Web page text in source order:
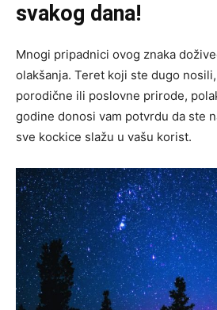
svakog dana!
Mnogi pripadnici ovog znaka
olakšanja. Teret koji ste dugo
porodične ili poslovne prirode,
godine donosi vam potvrdu da ste
sve kockice slažu u vašu korist.